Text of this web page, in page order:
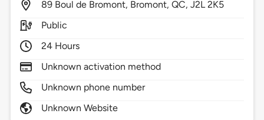
89 Boul de Bromont, Bromont,QC,J2L 2K5
Public
24 Hours
Unknown activation method
Unknown phone number
Unknown Website